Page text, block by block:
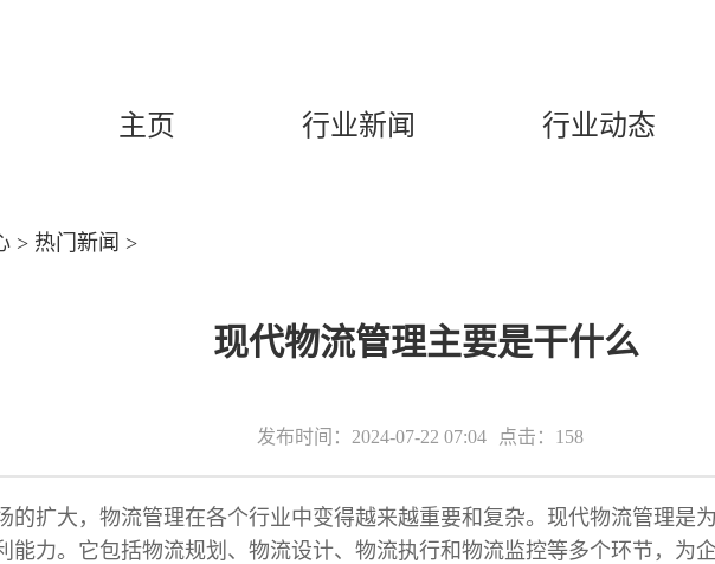
主页 行业新闻 行业动态
> 热门新闻 >
现代物流管理主要是干什么
发布时间：2024-07-22 07:04 点击：158
的扩大，物流管理在各个行业中变得越来越重要和复杂。现代物流管理是
能力。它包括物流规划、物流设计、物流执行和物流监控等多个环节，为